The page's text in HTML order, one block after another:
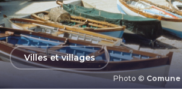
Photo ©
arrow_backVilles et villages